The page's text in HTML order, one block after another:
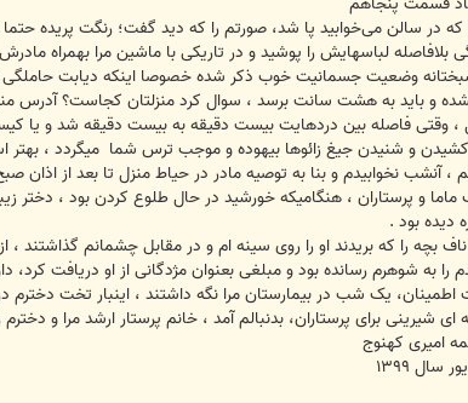
که در سالن می‌خوابید پا شد، صورتم را که دید گفت؛ رنگت پریده
بلافاصله لباسهایش را پوشید و در تاریکی با ماشین مرا بهمراه
وضعیت جسمانیت خوب ذکر شده خصوصا اینکه دیابت حاملگی
و باید به هشت سانت برسد ، سوال کرد منزلتان کجاست؟ آدرس
، وقتی فاصله بین دردهایت بیست دقیقه به بیست دقیقه شد و یا
و شنیدن جیغ زائوها بیهوده و موجب ترس شما میگردد ، بهتر
، آنشب نخوابیدم و بنا به توصیه مادر در حیاط منزل تا بعد از اذان
و پرستاران ، هنگامیکه خورشید در حال طلوع کردن بود ، دختر
دیده بود .
بچه را که بریدند او را روی سینه ام و در مقابل چشمانم
را به شوهرم رسانده بود و مبلغی بعنوان مژدگانی از او دریافت
یک شب در بیمارستان مرا نگه داشتند ، اینبار تخت
ای شیرینی برای پرستاران، بدنبالم آمد ، خانم پرستار ارشد مرا و
امیری کهنوج
سال ۱۳۹۹